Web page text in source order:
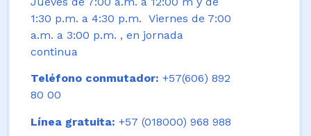
1:30 p.m. a 4:30 p.m. Viernes de 7:00
a.m. a 3:00 p.m. , en jornada
continua
Teléfono conmutador: +57(606) 892
80 00
Línea gratuita: +57 (018000) 968 988